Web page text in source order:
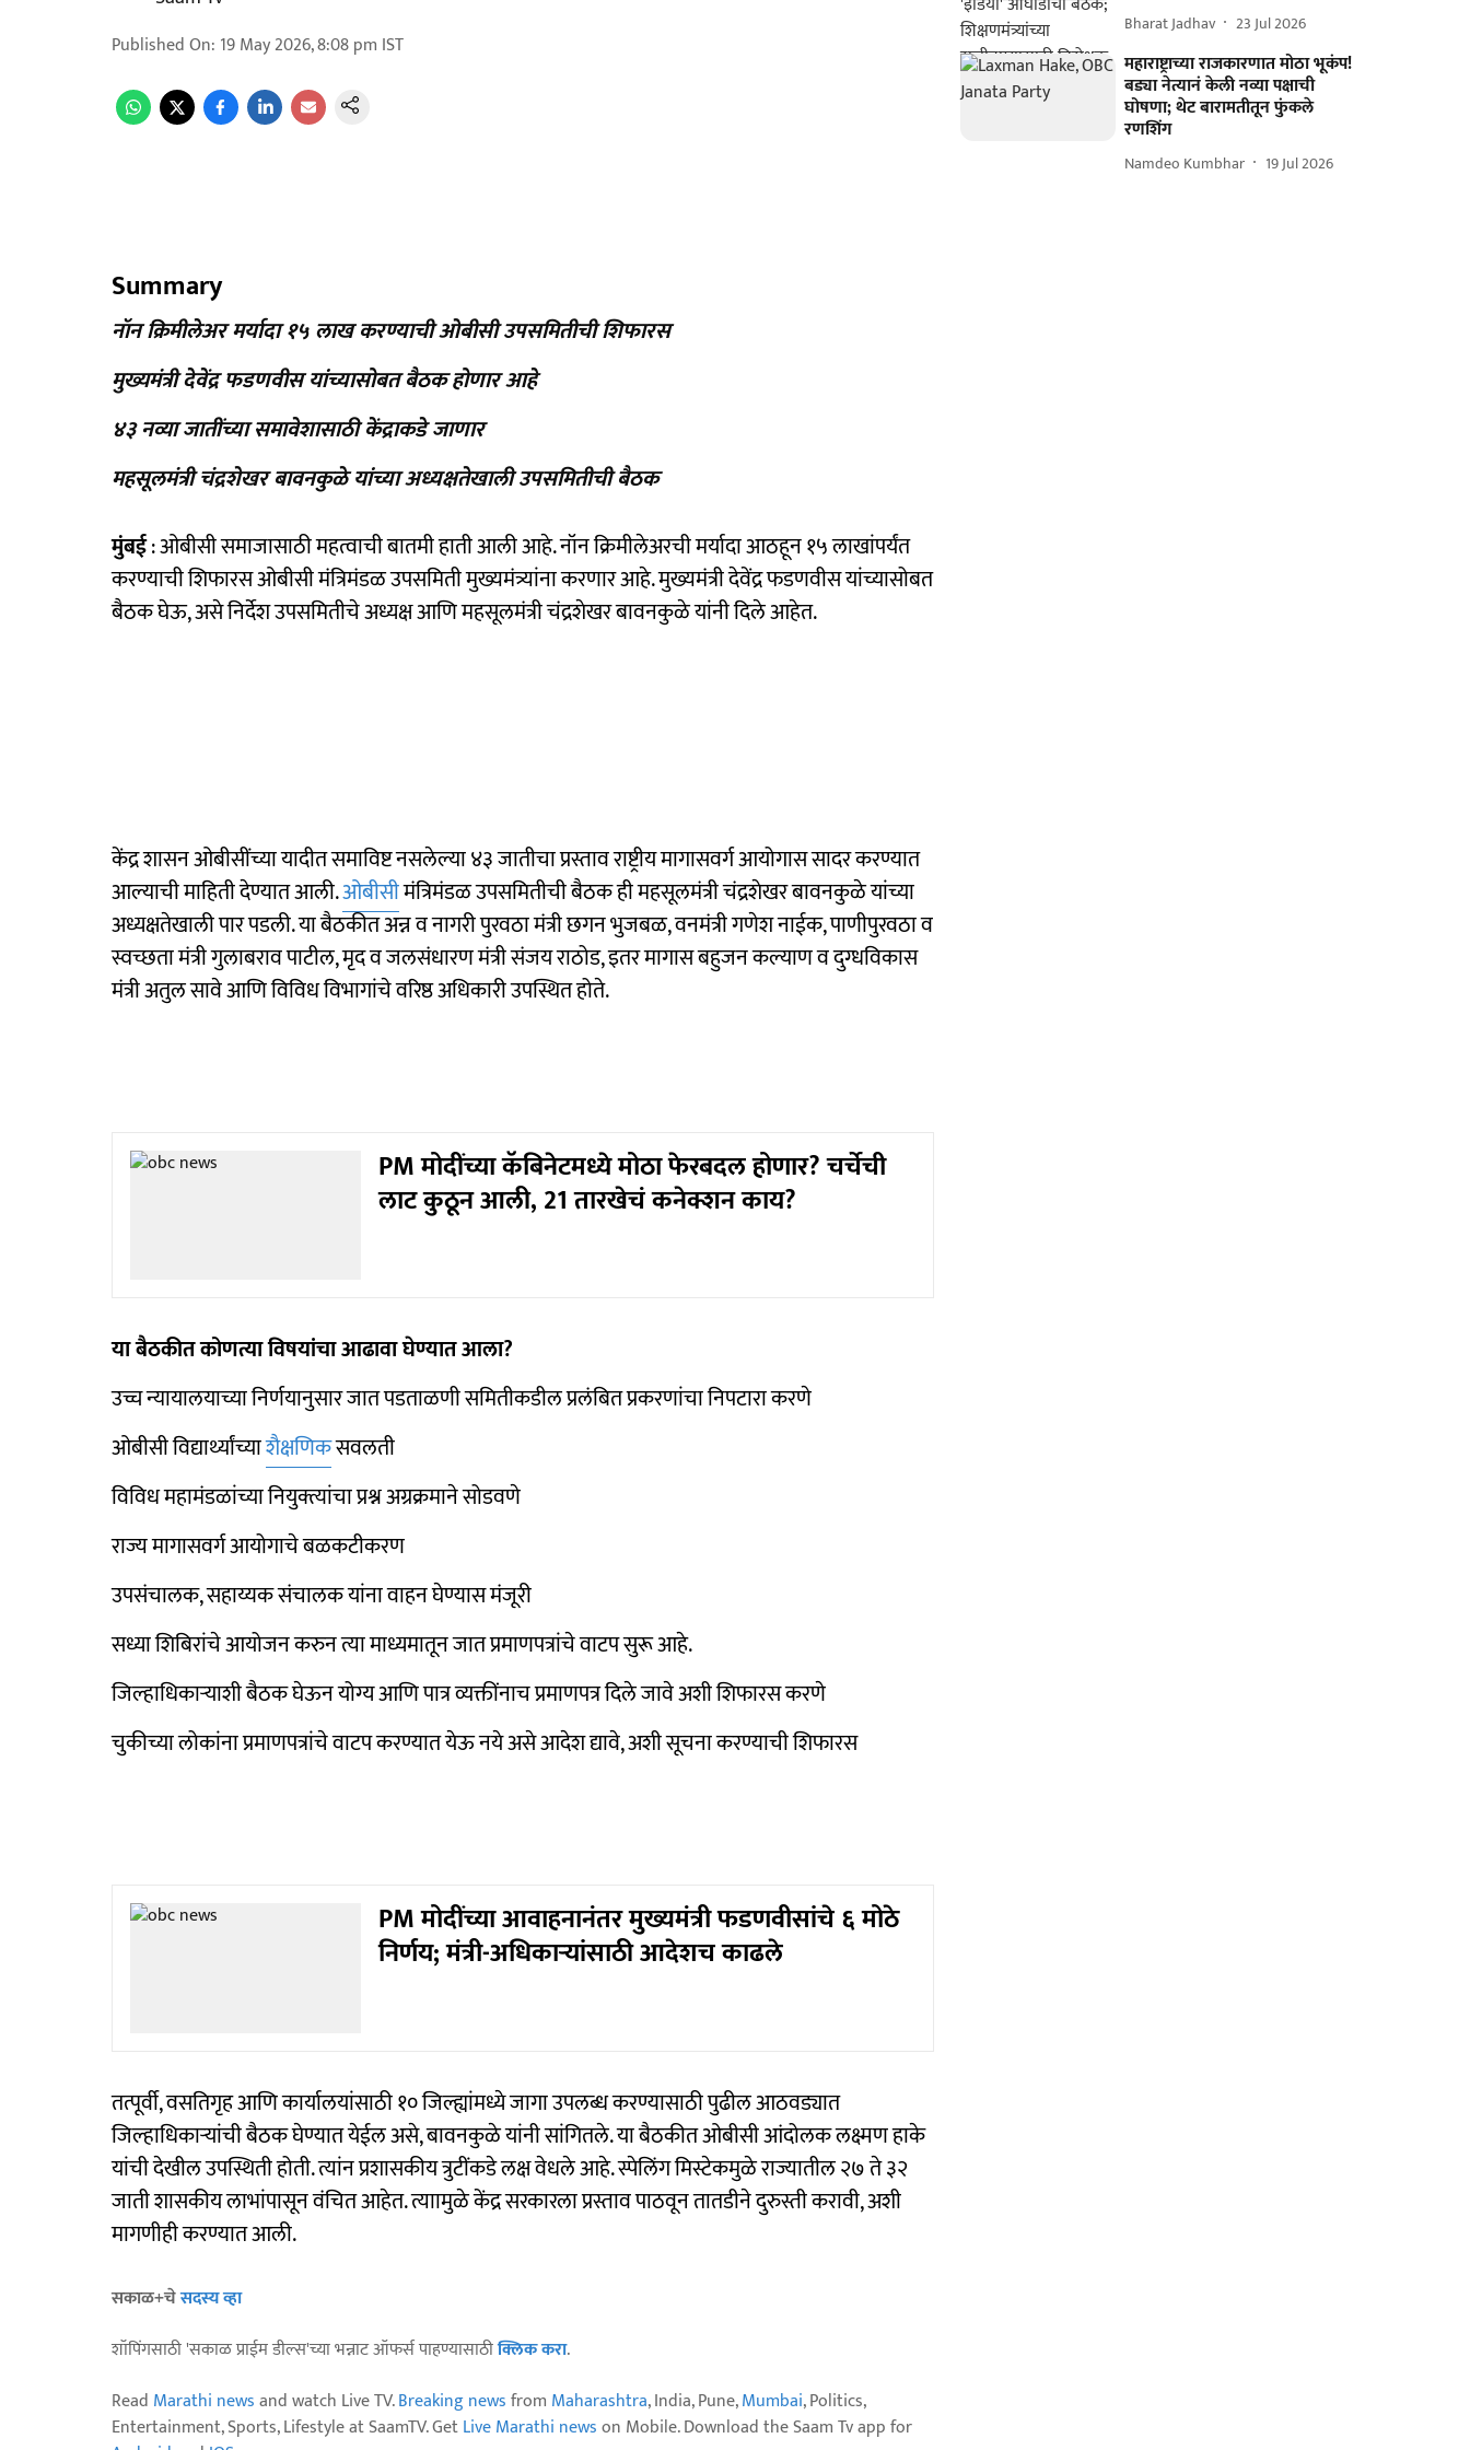
Published On: 19 May 2026, 8:08 pm IST
Summary
नॉन क्रिमीलेअर मर्यादा १५ लाख करण्याची ओबीसी उपसमितीची शिफारस
मुख्यमंत्री देवेंद्र फडणवीस यांच्यासोबत बैठक होणार आहे
४३ नव्या जातींच्या समावेशासाठी केंद्राकडे जाणार
⁠महसूलमंत्री चंद्रशेखर बावनकुळे यांच्या अध्यक्षतेखाली उपसमितीची बैठक
मुंबई: ओबीसी समाजासाठी महत्वाची बातमी हाती आली आहे. नॉन क्रिमीलेअरची मर्यादा आठहून १५ लाखांपर्यंत
करण्याची शिफारस ओबीसी मंत्रिमंडळ उपसमिती मुख्यमंत्र्यांना करणार आहे. मुख्यमंत्री देवेंद्र फडणवीस यांच्यासोबत
बैठक घेऊ, असे निर्देश उपसमितीचे अध्यक्ष आणि महसूलमंत्री चंद्रशेखर बावनकुळे यांनी दिले आहेत.
केंद्र शासन ओबीसींच्या यादीत समाविष्ट नसलेल्या ४३ जातीचा प्रस्ताव राष्ट्रीय मागासवर्ग आयोगास सादर करण्यात
आल्याची माहिती देण्यात आली.ओबीसीमंत्रिमंडळ उपसमितीची बैठक ही महसूलमंत्री चंद्रशेखर बावनकुळे यांच्या
अध्यक्षतेखाली पार पडली. या बैठकीत अन्न व नागरी पुरवठा मंत्री छगन भुजबळ, वनमंत्री गणेश नाईक, पाणीपुरवठा व
स्वच्छता मंत्री गुलाबराव पाटील, मृद व जलसंधारण मंत्री संजय राठोड, इतर मागास बहुजन कल्याण व दुग्धविकास
मंत्री अतुल सावे आणि विविध विभागांचे वरिष्ठ अधिकारी उपस्थित होते.
PM मोदींच्या कॅबिनेटमध्ये मोठा फेरबदल होणार? चर्चेची
लाट कुठून आली, 21 तारखेचं कनेक्शन काय?
या बैठकीत कोणत्या विषयांचा आढावा घेण्यात आला?
उच्च न्यायालयाच्या निर्णयानुसार जात पडताळणी समितीकडील प्रलंबित प्रकरणांचा निपटारा करणे
ओबीसी विद्यार्थ्यांच्याशैक्षणिकसवलती
विविध महामंडळांच्या नियुक्त्यांचा प्रश्न अग्रक्रमाने सोडवणे
राज्य मागासवर्ग आयोगाचे बळकटीकरण
उपसंचालक, सहाय्यक संचालक यांना वाहन घेण्यास मंजूरी
सध्या शिबिरांचे आयोजन करुन त्या माध्यमातून जात प्रमाणपत्रांचे वाटप सुरू आहे.
जिल्हाधिकाऱ्याशी बैठक घेऊन योग्य आणि पात्र व्यक्तींनाच प्रमाणपत्र दिले जावे अशी शिफारस करणे
चुकीच्या लोकांना प्रमाणपत्रांचे वाटप करण्यात येऊ नये असे आदेश द्यावे, अशी सूचना करण्याची शिफारस
PM मोदींच्या आवाहनानंतर मुख्यमंत्री फडणवीसांचे ६ मोठे
निर्णय; मंत्री-अधिकाऱ्यांसाठी आदेशच काढले
तत्पूर्वी, वसतिगृह आणि कार्यालयांसाठी १० जिल्ह्यांमध्ये जागा उपलब्ध करण्यासाठी पुढील आठवड्यात
जिल्हाधिकाऱ्यांची बैठक घेण्यात येईल असे, बावनकुळे यांनी सांगितले. या बैठकीत ओबीसी आंदोलक लक्ष्मण हाके
यांची देखील उपस्थिती होती. त्यांन प्रशासकीय त्रुटींकडे लक्ष वेधले आहे. स्पेलिंग मिस्टेकमुळे राज्यातील २७ ते ३२
जाती शासकीय लाभांपासून वंचित आहेत. त्याामुळे केंद्र सरकारला प्रस्ताव पाठवून तातडीने दुरुस्ती करावी, अशी
मागणीही करण्यात आली.
सकाळ+चेसदस्य व्हा
शॉपिंगसाठी 'सकाळ प्राईम डील्स'च्या भन्नाट ऑफर्स पाहण्यासाठीक्लिक करा.
Read Marathi newsand watch Live TV.Breaking newsfrom Maharashtra, India, Pune,Mumbai, Politics,
Entertainment, Sports, Lifestyle at SaamTV. GetLive Marathi newson Mobile. Download the Saam Tv app for
Bharat Jadhav 23 Jul 2026
महाराष्ट्राच्या राजकारणात मोठा भूकंप!
बड्या नेत्यानं केली नव्या पक्षाची
घोषणा; थेट बारामतीतून फुंकले
रणशिंग
Namdeo Kumbhar 19 Jul 2026